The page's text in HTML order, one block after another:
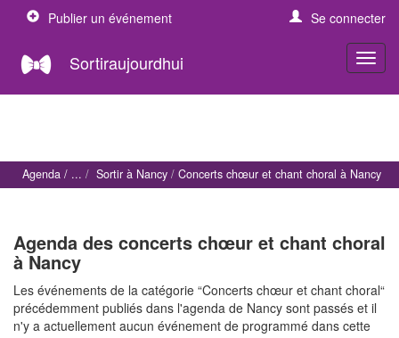
Publier un événement Se connecter
Sortiraujourdhui
Agenda Sortir à Nancy Concerts chœur et chant choral à Nancy
Agenda des concerts chœur et chant choral
à Nancy
Les événements de la catégorie “Concerts chœur et chant choral“
précédemment publiés dans l'agenda de Nancy sont passés et il
n'y a actuellement aucun événement de programmé dans cette